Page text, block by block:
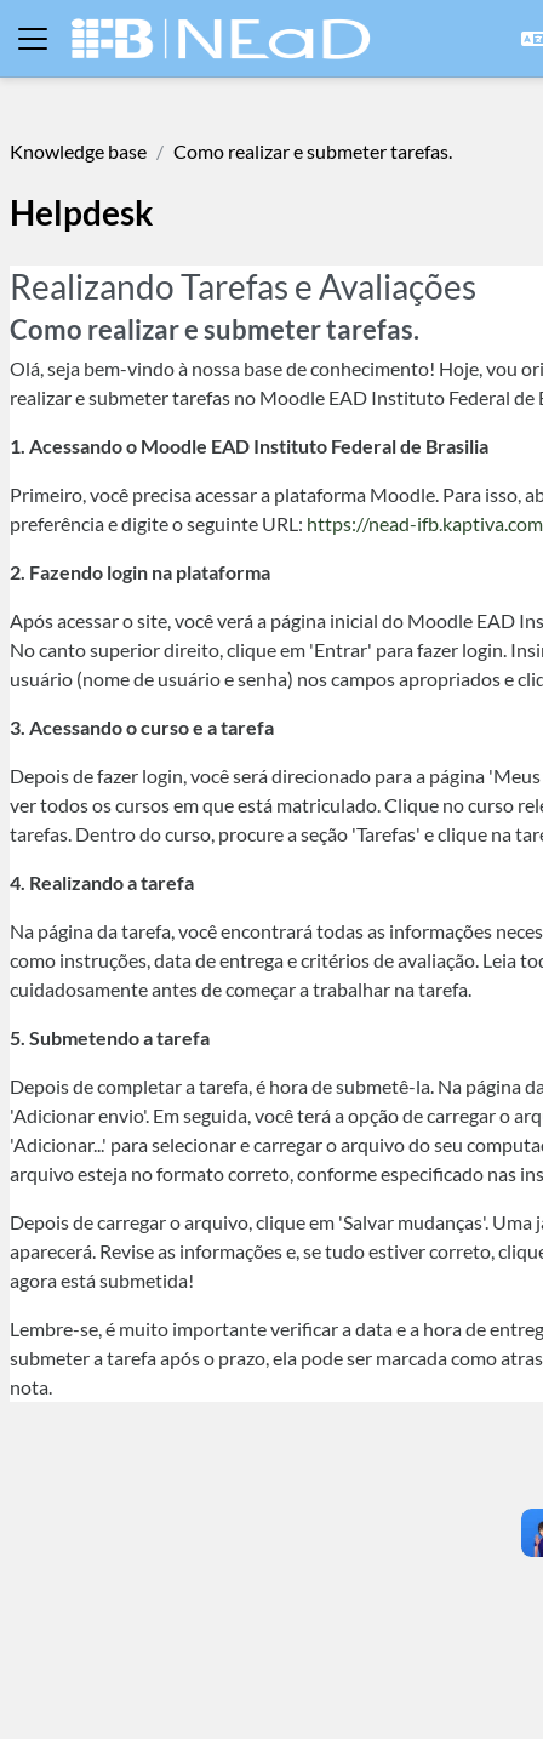
Skip to main content
Side panel
Knowledge base Como realizar e submeter tarefas.
Helpdesk
Realizando Tarefas e Avaliações
Como realizar e submeter tarefas.
Olá, seja bem-vindo à nossa base de conhecimento! Hoje, vou
realizar e submeter tarefas no Moodle EAD Instituto Federal de
1. Acessando o Moodle EAD Instituto Federal de Brasilia
Primeiro, você precisa acessar a plataforma Moodle. Para isso,
preferência e digite o seguinte URL: https://nead-
2. Fazendo login na plataforma
Após acessar o site, você verá a página inicial do Moodle EAD
No canto superior direito, clique em 'Entrar' para fazer login.
usuário (nome de usuário e senha) nos campos apropriados e
3. Acessando o curso e a tarefa
Depois de fazer login, você será direcionado para a página
ver todos os cursos em que está matriculado. Clique no curso
tarefas. Dentro do curso, procure a seção 'Tarefas' e clique na
4. Realizando a tarefa
Na página da tarefa, você encontrará todas as informações
como instruções, data de entrega e critérios de avaliação. Leia
cuidadosamente antes de começar a trabalhar na tarefa.
5. Submetendo a tarefa
Depois de completar a tarefa, é hora de submetê-la. Na página
'Adicionar envio'. Em seguida, você terá a opção de carregar o
'Adicionar...' para selecionar e carregar o arquivo do seu
arquivo esteja no formato correto, conforme especificado nas
Depois de carregar o arquivo, clique em 'Salvar mudanças'. Uma
aparecerá. Revise as informações e, se tudo estiver correto,
agora está submetida!
Lembre-se, é muito importante verificar a data e a hora de
submeter a tarefa após o prazo, ela pode ser marcada como
nota.